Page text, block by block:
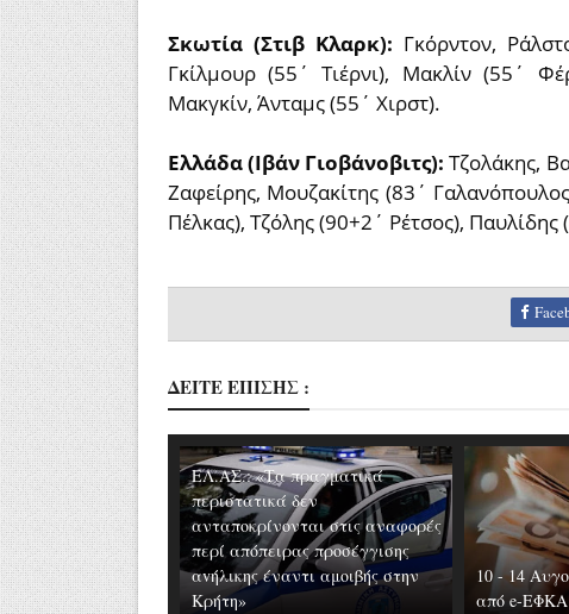
Σκωτία (Στιβ Κλαρκ): Γκόρντον,
Γκίλμουρ (55΄ Τιέρνι), Μακλίν (55΄
Μακγκίν, Άνταμς (55΄ Χιρστ).
Ελλάδα (Ιβάν Γιοβάνοβιτς):Τζολάκης,
Ζαφείρης, Μουζακίτης (83΄
Πέλκας), Τζόλης (90+2΄ Ρέτσος), Παυλίδης
ΔΕΙΤΕ ΕΠΙΣΗΣ :
ΕΛ.ΑΣ.: «Τα πραγματικά
περιστατικά δεν
ανταποκρίνονται στις αναφορές
περί απόπειρας προσέγγισης
αvήλικης έναντι αμοιβής στην
Κρήτη»
10 - 14
από e-